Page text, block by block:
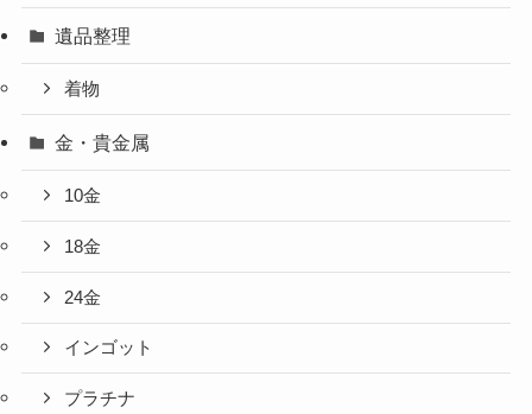
遺品整理
着物
金・貴金属
10金
18金
24金
インゴット
プラチナ